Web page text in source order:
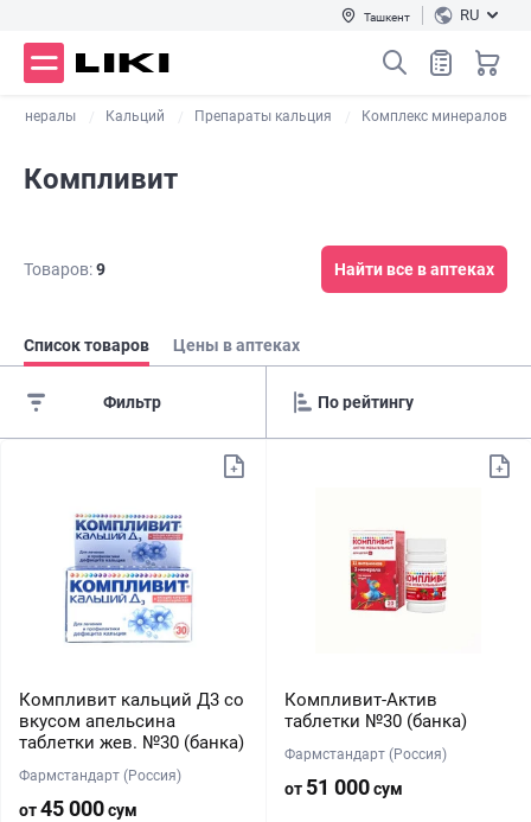
Ташкент RU
Минералы Кальций Препараты кальция Комплекс минералов
Компливит
Товаров:9 Найти все в аптеках
Список товаров Цены в аптеках
Фильтр
Компливит кальций Д3 со
вкусом апельсина
таблетки жев. №30 (банка)
Фармстандарт (Россия)
от45 000сум
Компливит-Актив
таблетки №30 (банка)
Фармстандарт (Россия)
от 51 000сум